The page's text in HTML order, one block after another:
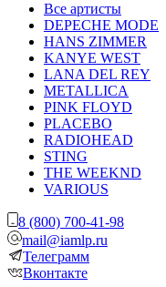
Все артисты
DEPECHE MODE
HANS ZIMMER
KANYE WEST
LANA DEL REY
METALLICA
PINK FLOYD
PLACEBO
RADIOHEAD
STING
THE WEEKND
VARIOUS
8 (800) 700-41-98
mail@iamlp.ru
Телеграмм
Вконтакте